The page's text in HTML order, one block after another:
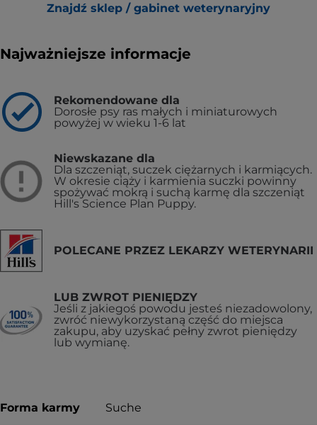
Znajdź sklep / gabinet weterynaryjny
Najważniejsze informacje
Rekomendowane dla
Dorosłe psy ras małych i miniaturowych
powyżej w wieku 1-6 lat
Niewskazane dla
Dla szczeniąt, suczek ciężarnych i karmiących.
W okresie ciąży i karmienia suczki powinny
spożywać mokrą i suchą karmę dla szczeniąt
Hill's Science Plan Puppy.
POLECANE PRZEZ LEKARZY WETERYNARII
LUB ZWROT PIENIĘDZY
Jeśli z jakiegoś powodu jesteś niezadowolony,
zwróć niewykorzystaną część do miejsca
zakupu, aby uzyskać pełny zwrot pieniędzy
lub wymianę.
Forma karmy Suche